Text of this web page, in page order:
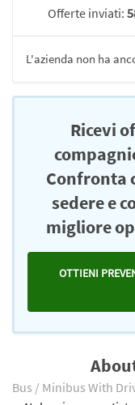
Offerte inviati:
L'azienda non ha
Ricevi
Confronta
sedere e
migliore
OTTIENI
Bus / Minibus With